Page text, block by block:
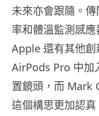
未來亦會跟隨。
率和體溫監測感
Apple 還有其他
AirPods Pro 中加
置鏡頭，而 Mark
這個構思更加認真